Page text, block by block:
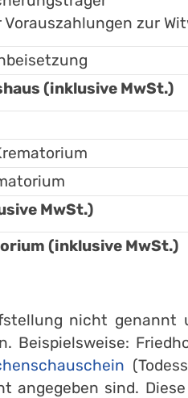
zur
(inklusive MwSt.)
MwSt.)
(inklusive MwSt.)
nicht genannt
Beispielsweise:
angegeben sind.